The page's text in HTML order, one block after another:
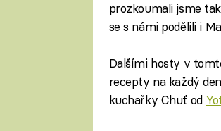
prozkoumali jsme
se s námi podělili i
Dalšími hosty v
recepty na každý
kuchařky Chuť od